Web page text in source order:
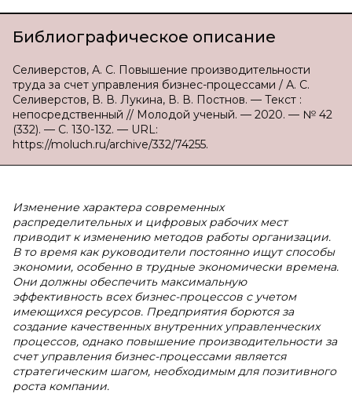
Библиографическое описание
Селиверстов, А. С. Повышение производительности
труда за счет управления бизнес-процессами / А. С.
Селиверстов, В. В. Лукина, В. В. Постнов. — Текст :
непосредственный // Молодой ученый. — 2020. — № 42
(332). — С. 130-132. — URL:
https://moluch.ru/archive/332/74255.
Изменение характера современных
распределительных и цифровых рабочих мест
приводит к изменению методов работы организации.
В то время как руководители постоянно ищут способы
экономии, особенно в трудные экономически времена.
Они должны обеспечить максимальную
эффективность всех бизнес-процессов с учетом
имеющихся ресурсов. Предприятия борются за
создание качественных внутренних управленческих
процессов, однако повышение производительности за
счет управления бизнес-процессами является
стратегическим шагом, необходимым для позитивного
роста компании.